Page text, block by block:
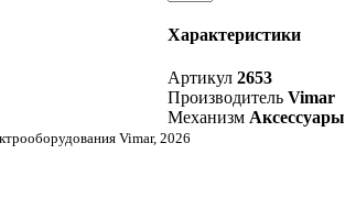
Характеристики
Артикул 2653
Производитель Vimar
Механизм Аксессуары
Vimar, 2026